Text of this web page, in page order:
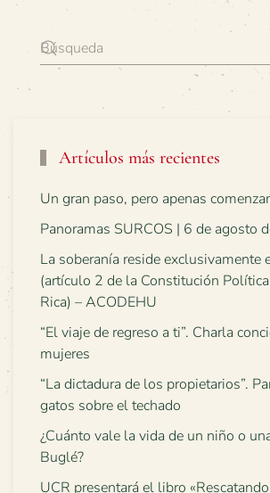
Artículos más recientes
Un gran paso, pero apenas
Panoramas SURCOS | 6 de agosto
La soberanía reside exclusivamente
(artículo 2 de la Constitución
Rica) – ACODEHU
“El viaje de regreso a ti”. Charla
mujeres
“La dictadura de los propietarios”.
gatos sobre el techado
¿Cuánto vale la vida de un niño o
Buglé?
UCR presentará el libro